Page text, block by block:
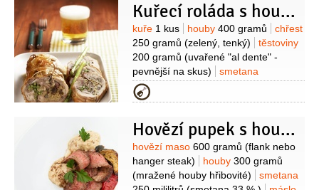
Kuřecí roláda s houbami
Suroviny
kuře 1 kus houby 400 gramů
chřest
250 gramů (zelený, tenký)
těstoviny
200 gramů (uvařené "al dente" -
pevnější na skus)
smetana
2 decilitry
anglická2 plátky
chléb toastový
Kategorie
Hovězí pupek s houbovým ragú
Suroviny
hovězí maso 600 gramů (flank nebo
hanger steak)
houby 300 gramů
(mražené houby hřibovité)
smetana